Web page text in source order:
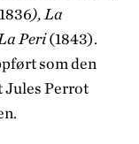
), La
Peri(1843).
som den
Jules Perrot